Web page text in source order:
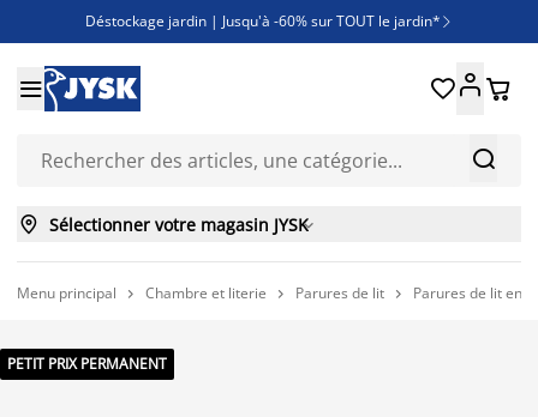
Déstockage jardin | Jusqu'à -60% sur TOUT le jardin* 
Jusqu'à -50% sur une sélection literie
Découvrez les nouveautés de la collection


 
 Sélectionner votre magasin JYSK
Menu principal  Chambre et literie  Parures de lit  Parures de lit en
PETIT PRIX PERMANENT